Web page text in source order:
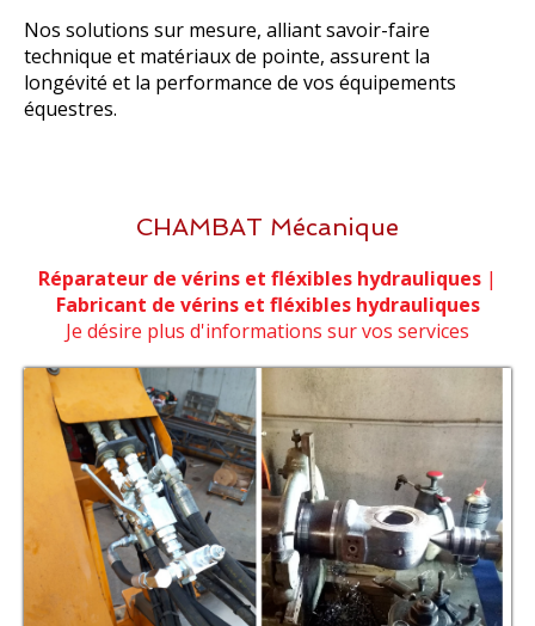
Nos solutions sur mesure, alliant savoir-faire
technique et matériaux de pointe, assurent la
longévité et la performance de vos équipements
équestres.
CHAMBAT Mécanique
Réparateur de vérins et fléxibles hydrauliques |
Fabricant de vérins et fléxibles hydrauliques
Je désire plus d'informations sur vos services